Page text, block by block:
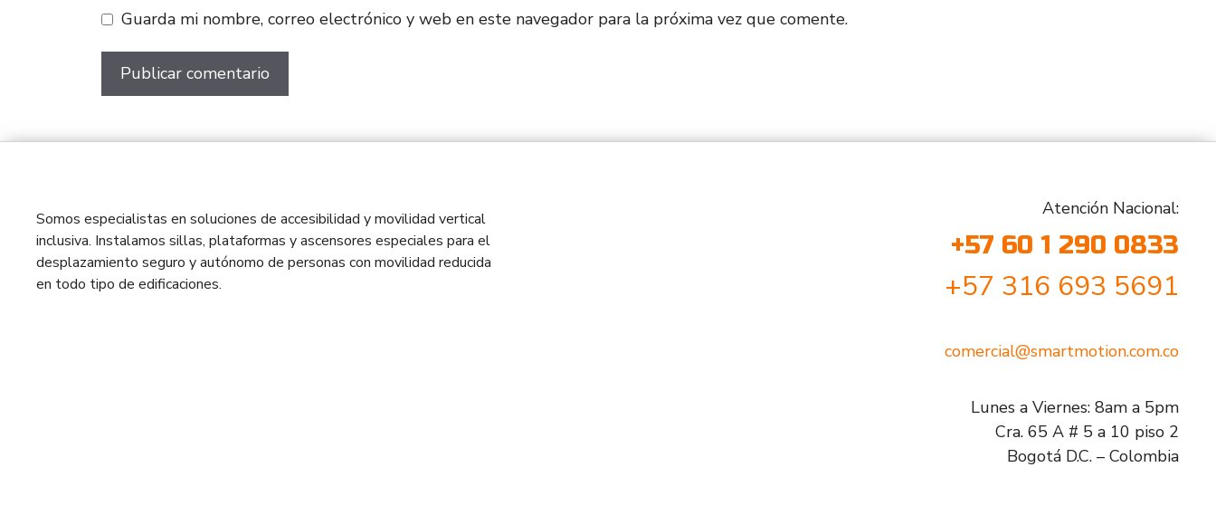
Guarda mi nombre, correo electrónico y web en este navegador para la próxima vez que comente.
Somos especialistas en soluciones de accesibilidad y movilidad vertical
inclusiva. Instalamos sillas, plataformas y ascensores especiales para el
desplazamiento seguro y autónomo de personas con movilidad reducida
en todo tipo de edificaciones.
Atención Nacional:
+57 60 1 290 0833
+57 316 693 5691
comercial@smartmotion.com.co
Lunes a Viernes: 8am a 5pm
Cra. 65 A # 5 a 10 piso 2
Bogotá D.C. – Colombia